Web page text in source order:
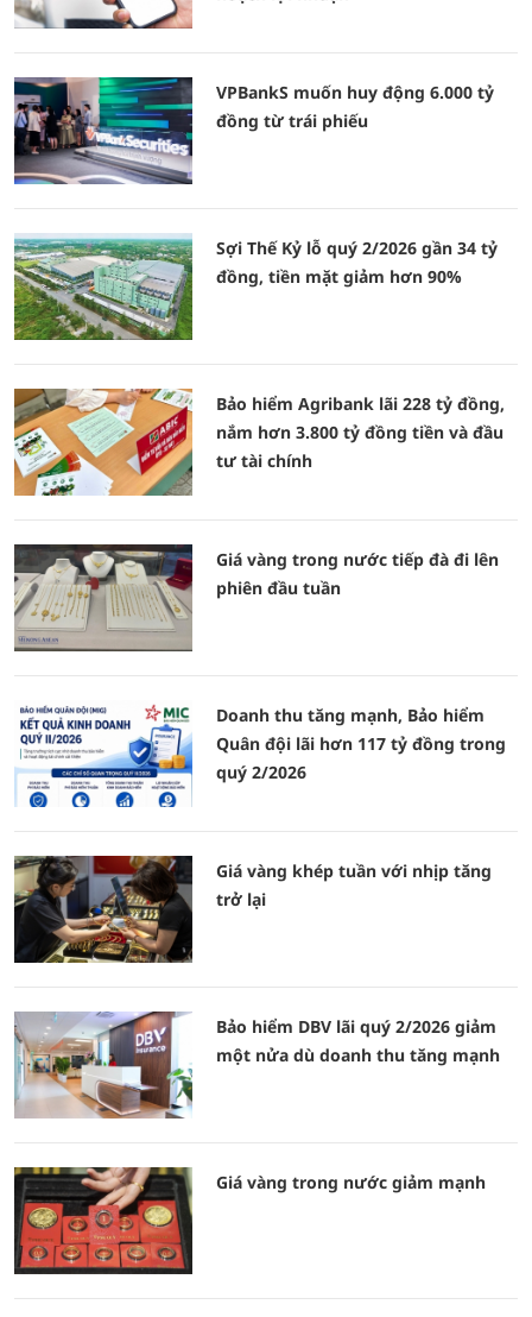
VPBankS muốn huy động 6.000 tỷ
đồng từ trái phiếu
Sợi Thế Kỷ lỗ quý 2/2026 gần 34 tỷ
đồng, tiền mặt giảm hơn 90%
Bảo hiểm Agribank lãi 228 tỷ đồng,
nắm hơn 3.800 tỷ đồng tiền và đầu
tư tài chính
Giá vàng trong nước tiếp đà đi lên
phiên đầu tuần
Doanh thu tăng mạnh, Bảo hiểm
Quân đội lãi hơn 117 tỷ đồng trong
quý 2/2026
Giá vàng khép tuần với nhịp tăng
trở lại
Bảo hiểm DBV lãi quý 2/2026 giảm
một nửa dù doanh thu tăng mạnh
Giá vàng trong nước giảm mạnh